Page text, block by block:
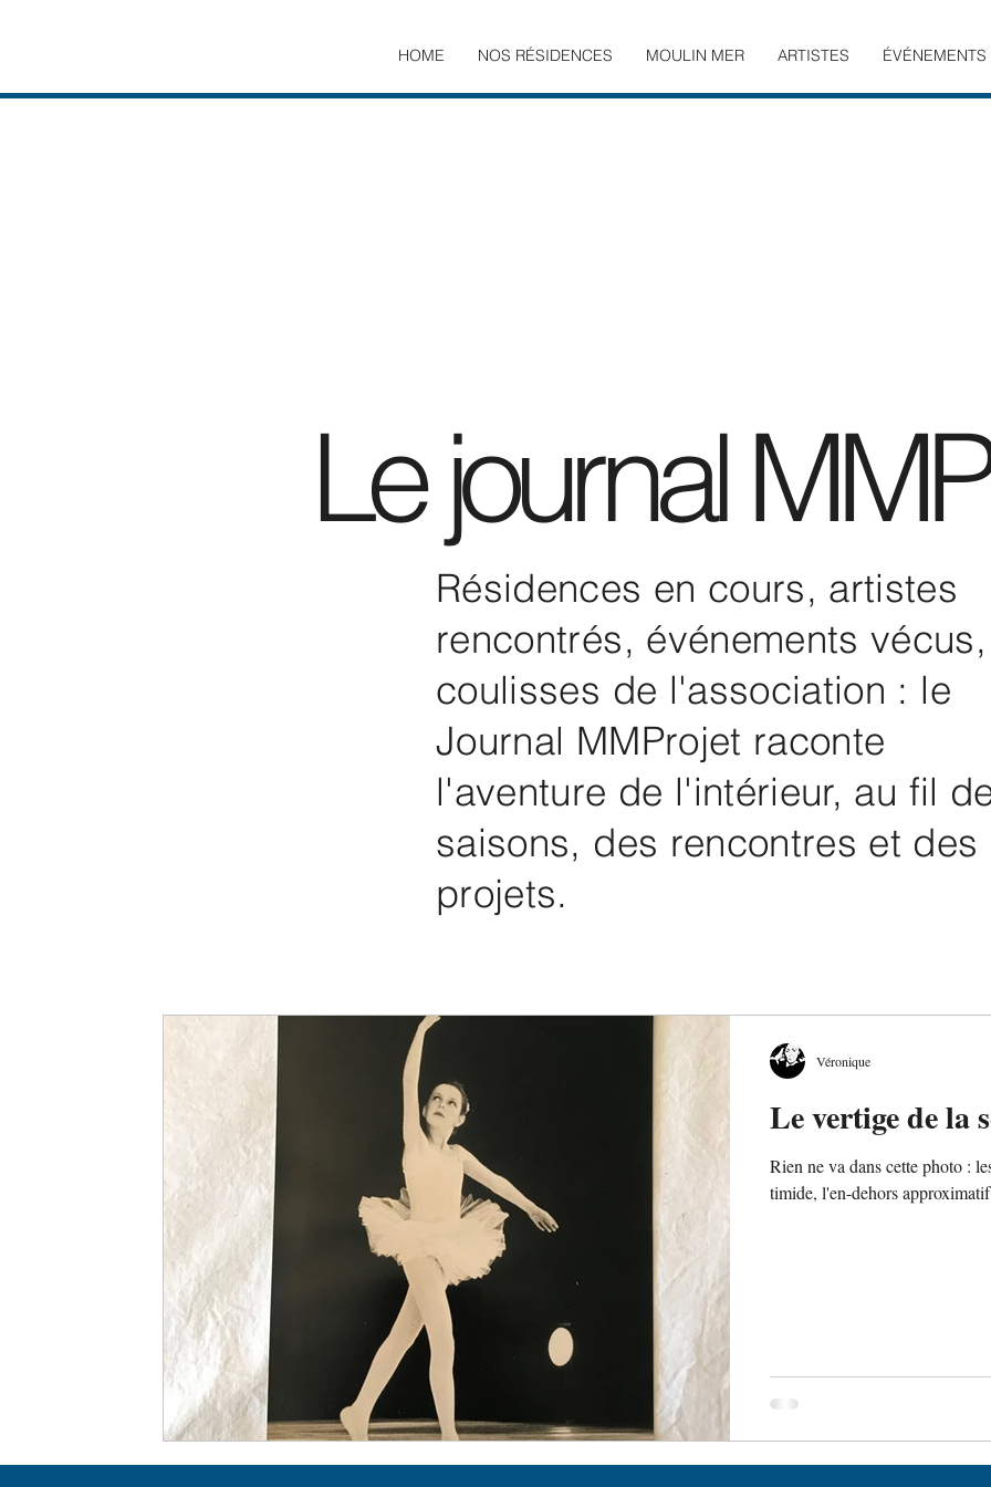
HOME NOS RÉSIDENCES MOULIN MER ARTISTES ÉVÉNEMENTS
Le journal
Résidences en cours, artistes
rencontrés, événements vécus,
coulisses de l'association : le
Journal MMProjet raconte
l'aventure de l'intérieur, au fil
saisons, des rencontres et des
projets.
Le vertige de la
Rien ne va dans cette photo :
timide, l'en-dehors
Véronique